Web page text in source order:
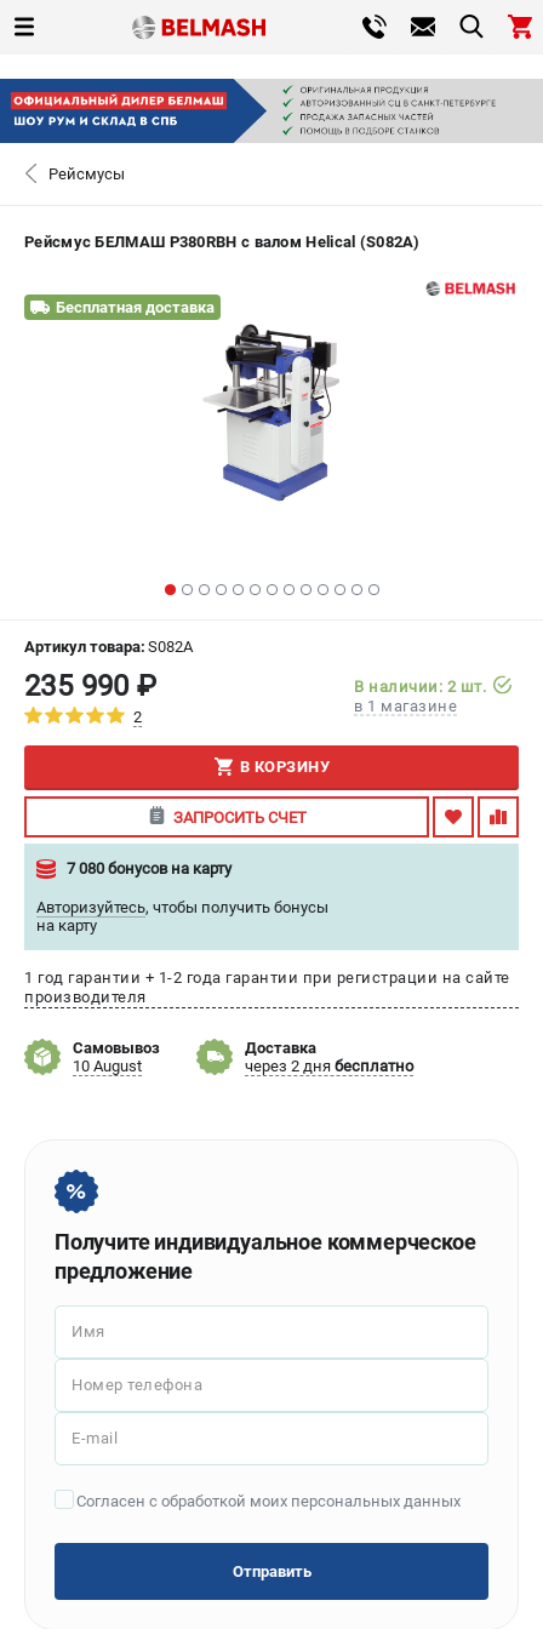
СЕРВИС
ВХОД ИЛИ РЕГИСТРАЦИЯ
САНКТ-ПЕТЕРБУРГ
0
ПОДДЕРЖКА
Сервисный центр
ИНФОРМАЦИЯ
Юридическим лицам
Контакты
Способы оплаты
О компании
О бренде
Бонусная программа
Как нас найти
Комбинированные станки
Ленточнопильные станки
Рейсмусы
Сверлильные станки
Циркулярные станки
Шлифовальные станки
ДОПОЛНИТЕЛЬНОЕ ОБОРУДОВАНИЕ
Рейсмусы
Рейсмус БЕЛМАШ P380RBH с валом Helical (S082A)
Бесплатная доставка
Артикул товара: S082A
235 990 ₽
2
В наличии: 2 шт.
в 1 магазине
В КОРЗИНУ
ЗАПРОСИТЬ СЧЕТ
7 080 бонусов на карту
Авторизуйтесь, чтобы получить бонусы
на карту
1 год гарантии + 1-2 года гарантии при регистрации на сайте
производителя
Самовывоз
10 August
Доставка
через 2 дня бесплатно
Получите индивидуальное коммерческое
предложение
Имя
Номер телефона
E-mail
Согласен с обработкой моих персональных данных
Отправить